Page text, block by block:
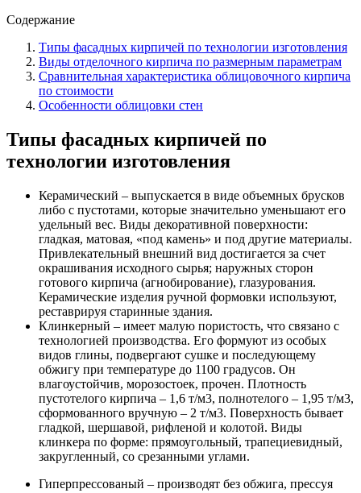
Содержание
Типы фасадных кирпичей по технологии изготовления
Виды отделочного кирпича по размерным параметрам
Сравнительная характеристика облицовочного кирпича
по стоимости
Особенности облицовки стен
Типы фасадных кирпичей по
технологии изготовления
Керамический – выпускается в виде объемных брусков
либо с пустотами, которые значительно уменьшают его
удельный вес. Виды декоративной поверхности:
гладкая, матовая, «под камень» и под другие материалы.
Привлекательный внешний вид достигается за счет
окрашивания исходного сырья; наружных сторон
готового кирпича (агнобирование), глазурования.
Керамические изделия ручной формовки используют,
реставрируя старинные здания.
Клинкерный – имеет малую пористость, что связано с
технологией производства. Его формуют из особых
видов глины, подвергают сушке и последующему
обжигу при температуре до 1100 градусов. Он
влагоустойчив, морозостоек, прочен. Плотность
пустотелого кирпича – 1,6 т/м3, полнотелого – 1,95 т/м3,
сформованного вручную – 2 т/м3. Поверхность бывает
гладкой, шершавой, рифленой и колотой. Виды
клинкера по форме: прямоугольный, трапециевидный,
закругленный, со срезанными углами.
Гиперпрессованый – производят без обжига, прессуя